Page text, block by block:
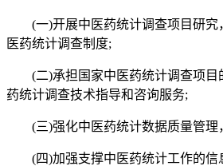
(一)开展中医药统计调查项目研究
医药统计调查制度;
(二)承担国家中医药统计调查项
药统计调查技术指导和咨询服务;
(三)强化中医药统计数据质量管理
(四)加强支撑中医药统计工作的信